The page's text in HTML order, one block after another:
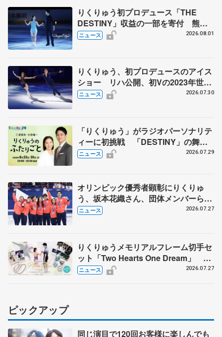
りくりゅう初プロデュース「THE
DESTINY」収益の一部を寄付 熊本
地震、被災者支援
ニュース 2026.08.01
りくりゅう、初プロデュースのアイス
ショー リハ公開、初Vの2023年世界
選手権のSP披露 ハゼボロ、チョク
ニュース 2026.07.30
「りくりゅう」がラジオパーソナリテ
ィーに初挑戦 「DESTINY」の舞台
裏エピソードも
ニュース 2026.07.29
オリンピック優秀者顕彰にりくりゅ
う、坂本花織さん、団体メンバーら
8月7日に文科省が表彰式、ブルーノ・
ニュース 2026.07.27
りくりゅうメモリアルフレーム切手セ
ット「Two Hearts One Dream」 受
注生産、7月29日受け付け開始
ニュース 2026.07.27
ピックアップ
同じ演目で120回お客様に楽しんでも